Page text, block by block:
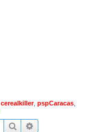
cerealkiller, pspCaracas
Buscar